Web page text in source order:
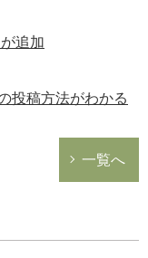
追加
投稿方法がわかる
一覧へ